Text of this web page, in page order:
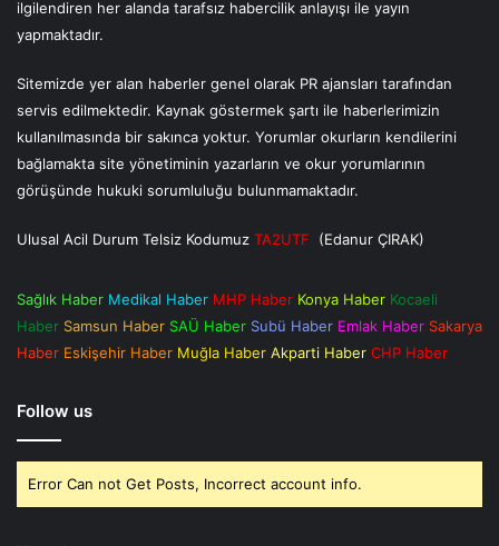
ilgilendiren her alanda tarafsız habercilik anlayışı ile yayın
yapmaktadır.
Sitemizde yer alan haberler genel olarak PR ajansları tarafından
servis edilmektedir. Kaynak göstermek şartı ile haberlerimizin
kullanılmasında bir sakınca yoktur. Yorumlar okurların kendilerini
bağlamakta site yönetiminin yazarların ve okur yorumlarının
görüşünde hukuki sorumluluğu bulunmamaktadır.
Ulusal Acil Durum Telsiz Kodumuz TA2UTF (Edanur ÇIRAK)
Sağlık Haber Medikal Haber MHP Haber Konya Haber Kocaeli
Haber Samsun Haber SAÜ Haber Subü Haber Emlak Haber Sakarya
Haber Eskişehir Haber Muğla Haber Akparti Haber CHP Haber
Follow us
Error Can not Get Posts, Incorrect account info.